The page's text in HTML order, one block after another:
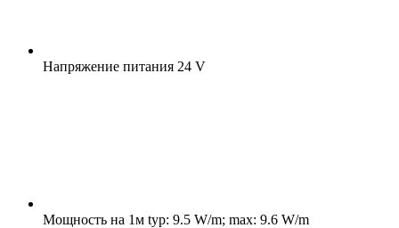
Напряжение питания 24 V
Мощность на 1м typ: 9.5 W/m; max: 9.6 W/m